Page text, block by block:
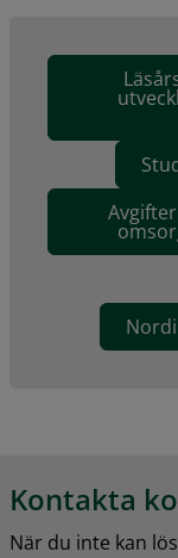
Kontakta
När du inte kan